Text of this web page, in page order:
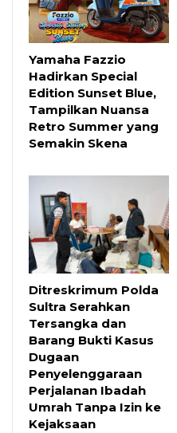
Yamaha Fazzio
Hadirkan Special
Edition Sunset Blue,
Tampilkan Nuansa
Retro Summer yang
Semakin Skena
Ditreskrimum Polda
Sultra Serahkan
Tersangka dan
Barang Bukti Kasus
Dugaan
Penyelenggaraan
Perjalanan Ibadah
Umrah Tanpa Izin ke
Kejaksaan